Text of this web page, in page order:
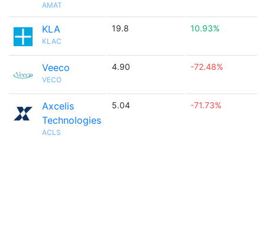
AMAT
KLA
KLAC
19.8 10.93%
Veeco
VECO
4.90 -72.48%
Axcelis
Technologies
ACLS
5.04 -71.73%